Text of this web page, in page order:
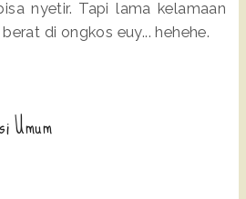
nyetir. Tapi lama kelamaan
di ongkos euy... hehehe.
Umum